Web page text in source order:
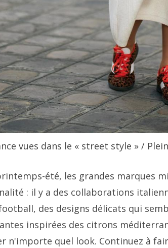
vues dans le « street style » /
été, les grandes marques
: il y a des collaborations
des designs délicats qui
inspirées des citrons
n'importe quel look. Continuez à